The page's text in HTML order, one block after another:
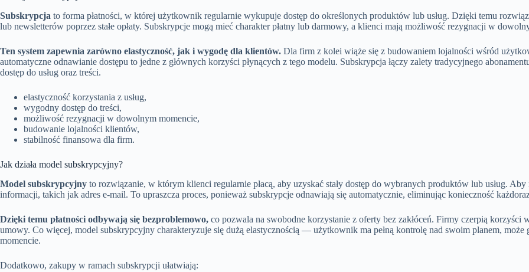
Subskrypcja to forma płatności, w której użytkownik regularnie wykupuje dostęp do określonych produktów lub usług. Dzięki temu
lub newsletterów poprzez stałe opłaty. Subskrypcje mogą mieć charakter płatny lub darmowy, a klienci mają możliwość rezygnacji w
Ten system zapewnia zarówno elastyczność, jak i wygodę dla klientów. Dla firm z kolei wiąże się z budowaniem lojalności wśród
automatyczne odnawianie dostępu to jedne z głównych korzyści płynących z tego modelu. Subskrypcja łączy zalety tradycyjnego
dostęp do usług oraz treści.
elastyczność korzystania z usług,
wygodny dostęp do treści,
możliwość rezygnacji w dowolnym momencie,
budowanie lojalności klientów,
stabilność finansowa dla firm.
Jak działa model subskrypcyjny?
Model subskrypcyjny to rozwiązanie, w którym klienci regularnie płacą, aby uzyskać stały dostęp do wybranych produktów lub usług.
informacji, takich jak adres e-mail. To upraszcza proces, ponieważ subskrypcje odnawiają się automatycznie, eliminując konieczność
Dzięki temu płatności odbywają się bezproblemowo, co pozwala na swobodne korzystanie z oferty bez zakłóceń. Firmy czerpią
umowy. Co więcej, model subskrypcyjny charakteryzuje się dużą elastycznością — użytkownik ma pełną kontrolę nad swoim planem,
momencie.
Dodatkowo, zakupy w ramach subskrypcji ułatwiają: